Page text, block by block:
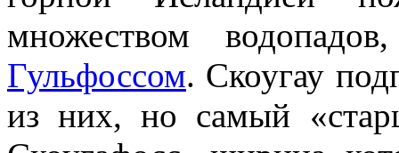
множеством
Гульфоссом. Скоугау
из них, но самый